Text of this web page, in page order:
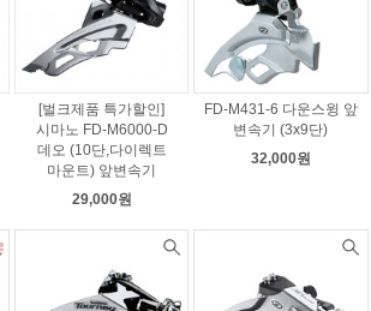
[벌크제품 특가할인]
시마노 FD-M6000-D
데오 (10단,다이렉트
마운트) 앞변속기
29,000원
FD-M431-6 다운스윙 앞
변속기 (3x9단)
32,000원